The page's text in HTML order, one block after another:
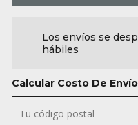
Los envíos se
hábiles
Calcular Costo De